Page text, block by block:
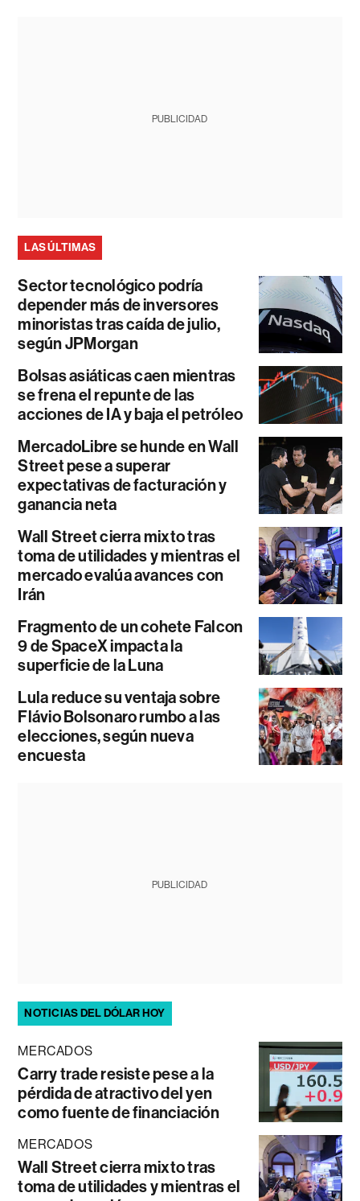
PUBLICIDAD
LAS ÚLTIMAS
Sector tecnológico podría
depender más de inversores
minoristas tras caída de julio,
según JPMorgan
Bolsas asiáticas caen mientras
se frena el repunte de las
acciones de IA y baja el petróleo
MercadoLibre se hunde en Wall
Street pese a superar
expectativas de facturación y
ganancia neta
Wall Street cierra mixto tras
toma de utilidades y mientras el
mercado evalúa avances con
Irán
Fragmento de un cohete Falcon
9 de SpaceX impacta la
superficie de la Luna
Lula reduce su ventaja sobre
Flávio Bolsonaro rumbo a las
elecciones, según nueva
encuesta
PUBLICIDAD
NOTICIAS DEL DÓLAR HOY
MERCADOS
Carry trade resiste pese a la
pérdida de atractivo del yen
como fuente de financiación
MERCADOS
Wall Street cierra mixto tras
toma de utilidades y mientras el